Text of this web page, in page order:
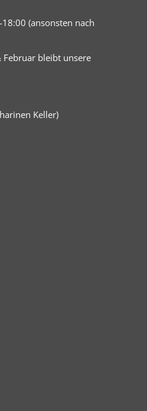
(ansonsten nach
Februar bleibt unsere
Keller)